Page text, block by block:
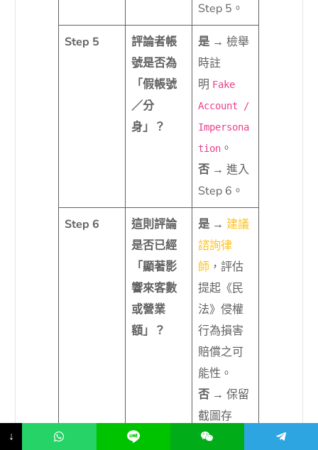
Step 5。
Step 5
評論者帳
號是否為
「假帳號
／分
身」？
是 → 檢舉
時註
明 Fake
Account /
Impersona
tion 。
否 → 進入
Step 6。
Step 6
這則評論
是否已經
「顯著影
響來客數
或營業
額」？
是 →建議
諮詢律
師 ，評估
提起《民
法》侵權
行為損害
賠償之可
能性。
否 → 保留
截圖存
檔，暫不
↓